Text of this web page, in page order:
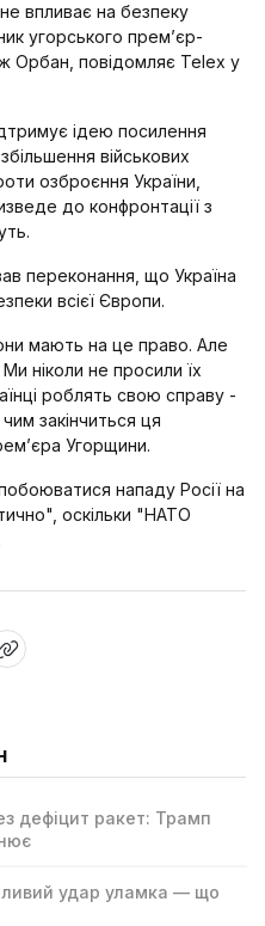
не впливає на безпеку
угорського прем’єр-
Орбан, повідомляє Telex у
ідею посилення
військових
озброєння України,
до конфронтації з
переконання, що Україна
всієї Європи.
мають на це право. Але
ніколи не просили їх
роблять свою справу -
закінчиться ця
Угорщини.
нападу Росії на
оскільки "НАТО
дефіцит ракет: Трамп
удар уламка — що